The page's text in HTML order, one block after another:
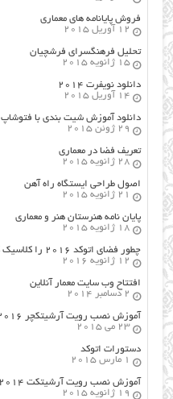
فروش پایانامه های معماری
12 آوریل 2015
تحلیل فرهنگسرای فرشچیان
15 ژانویه 2015
دانلود نویفرت ۲۰۱۴
14 آوریل 2015
دانلود آموزش شیت بندی با فتوشاپ
29 ژوئن 2015
تعریف فضا در معماری
28 ژانویه 2015
اصول طراحي ایستگاه راه آهن
21 ژانویه 2015
پایان نامه هنرستان هنر و معماري
18 ژانویه 2015
چطور فضای اتوکد ۲۰۱۶ را کلاسیک کنیم؟
12 ژانویه 2016
افتتاح وب سایت معمار آنلاین
2 دسامبر 2014
آموزش نصب رویت آرشیتکچر ۲۰۱۶
23 می 2015
دستورات اتوکد
1 مارس 2015
آموزش نصب رویت آرشیتکت ۲۰۱۴
19 ژانویه 2015